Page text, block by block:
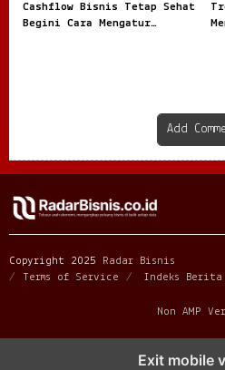
Cashflow Bisnis Tetap Sehat
Begini Cara Mengatur
Add
Copyright 2025 Radar Bisnis
Terms of Service
Indeks Berita
Non AMP
Exit mobile
dari komunitas hingga